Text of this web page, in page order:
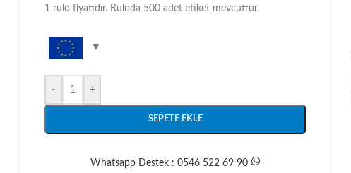
1 rulo fiyatıdır. Ruloda 500 adet etiket mevcuttur.
- +
SEPETE EKLE
Whatsapp Destek : 0546 522 69 90